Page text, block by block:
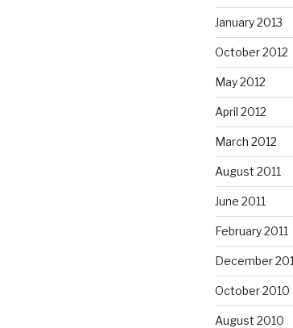
January 2013
October 2012
May 2012
April 2012
March 2012
August 2011
June 2011
February 2011
December
October 2010
August 2010